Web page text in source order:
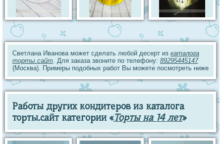
Светлана Иванова может сделать любой десерт из каталога
торты.сайт . Для заказа звоните по телефону: 89295445147
(Москва). Примеры подобных работ Вы можете посмотреть ниже
Работы других кондитеров из каталога
торты.сайт категории «Торты на 14 лет»